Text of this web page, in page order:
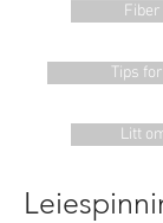
Tips
Litt